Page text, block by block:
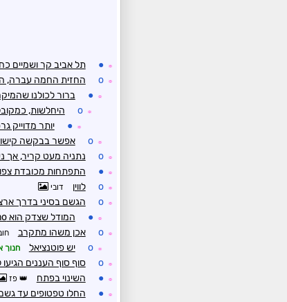
☼
● תל אביב קר ושמיים
☼
o החזית החמה עברה,
☼
● ברור לכולנו
☼
o היחלשות,
☼
● יותר מדוייק
☼
o אפשר בבקשה
☼
o נתניה מעט קריר, אך נעים, סביבות 19-20
☼
● התפתחות מכובדת
☼
o לווין דובי
☼
o הגשם בסיני בדרך
☼
● המודל שצדק הוא cosmo ?
☼
o אכן משהו מתקרב
☼
o יש פוטנציאל חנוך
☼
o סוף סוף העננים
☼
● השינוי בפתח פז
☼
● החלו טפטופים עד